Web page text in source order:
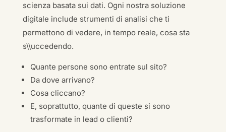
scienza basata sui dati. Ogni nostra soluzione
digitale include strumenti di analisi che ti
permettono di vedere, in tempo reale, cosa sta
s\\uccedendo.
Quante persone sono entrate sul sito?
Da dove arrivano?
Cosa cliccano?
E, soprattutto, quante di queste si sono
trasformate in lead o clienti?